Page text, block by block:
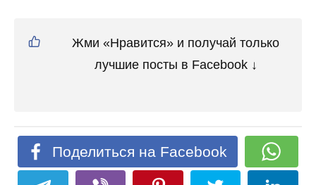
Жми «Нравится» и получай только
лучшие посты в Facebook ↓
Поделиться на Facebook